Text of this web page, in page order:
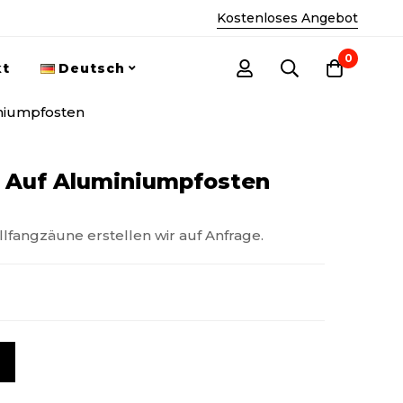
Kostenloses Angebot
Deutsch
0
Auf Aluminiumpfosten
erstellen wir auf Anfrage.